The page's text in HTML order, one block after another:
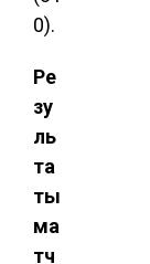
0).
Ре
зу
ль
та
ты
ма
тч